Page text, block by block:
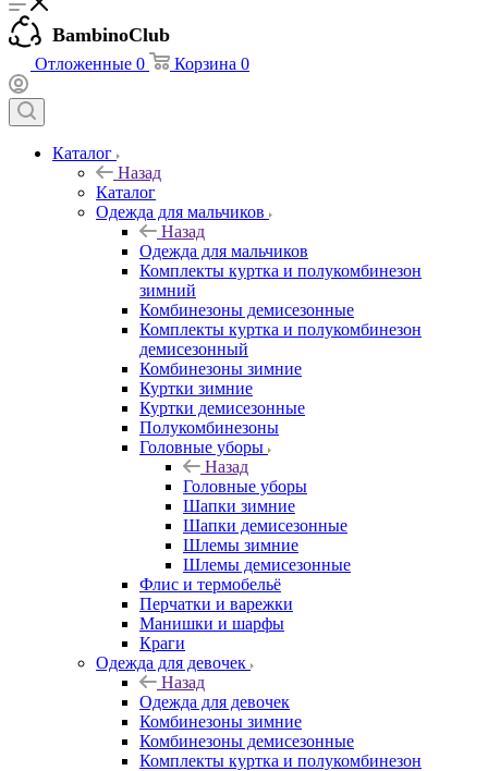
BambinoClub
Отложенные 0 Корзина 0
Каталог
Назад
Каталог
Одежда для мальчиков
Назад
Одежда для мальчиков
Комплекты куртка и полукомбинезон
зимний
Комбинезоны демисезонные
Комплекты куртка и полукомбинезон
демисезонный
Комбинезоны зимние
Куртки зимние
Куртки демисезонные
Полукомбинезоны
Головные уборы
Назад
Головные уборы
Шапки зимние
Шапки демисезонные
Шлемы зимние
Шлемы демисезонные
Флис и термобельё
Перчатки и варежки
Манишки и шарфы
Краги
Одежда для девочек
Назад
Одежда для девочек
Комбинезоны зимние
Комбинезоны демисезонные
Комплекты куртка и полукомбинезон